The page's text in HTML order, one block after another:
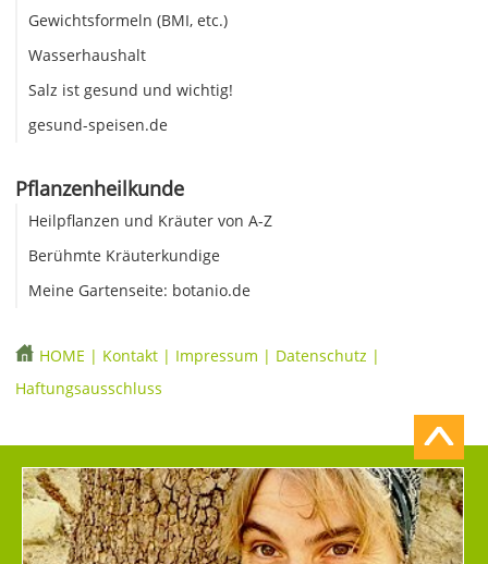
Gewichtsformeln (BMI, etc.)
Wasserhaushalt
Salz ist gesund und wichtig!
gesund-speisen.de
Pflanzenheilkunde
Heilpflanzen und Kräuter von A-Z
Berühmte Kräuterkundige
Meine Gartenseite: botanio.de
HOME | Kontakt | Impressum | Datenschutz |
Haftungsausschluss